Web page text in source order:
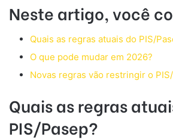
Neste artigo, você
Quais as regras atuais do PIS/
O que pode mudar em 2026?
Novas regras vão restringir o
Quais as regras
PIS/Pasep?